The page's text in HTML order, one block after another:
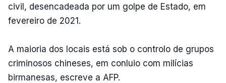
civil, desencadeada por um golpe de Estado, em
fevereiro de 2021.
A maioria dos locais está sob o controlo de grupos
criminosos chineses, em conluio com milícias
birmanesas, escreve a AFP.